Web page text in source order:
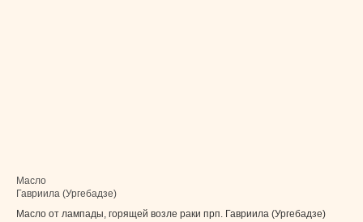
Масло
Гавриила (Ургебадзе)
Масло от лампады, горящей возле раки прп. Гавриила (Ургебадзе)